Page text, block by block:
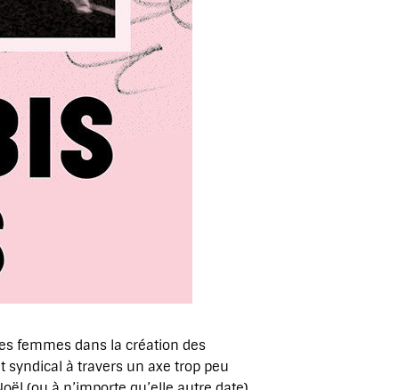
femmes dans la création des
syndical à travers un axe trop peu